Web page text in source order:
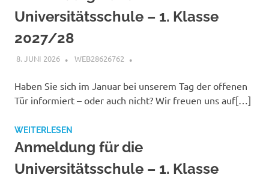
Universitätsschule – 1. Klasse
2027/28
8. JUNI 2026 WEB28626762
Haben Sie sich im Januar bei unserem Tag der offenen
Tür informiert – oder auch nicht? Wir freuen uns auf[…]
WEITERLESEN
Anmeldung für die
Universitätsschule – 1. Klasse